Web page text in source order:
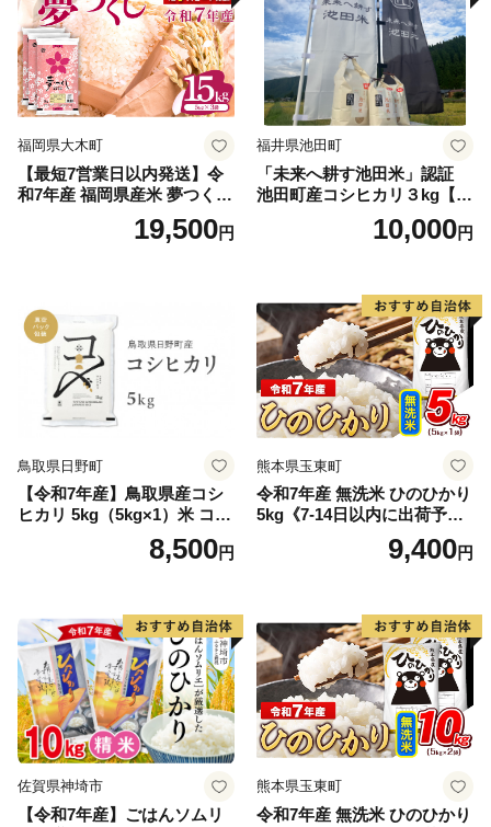
福岡県大木町
【最短7営業日以内発送】令
和7年産 福岡県産米 夢つくし
15kg 精米 ※北海道・沖縄・
19,500円
福井県池田町
「未来へ耕す池田米」認証
池田町産コシヒカリ３kg【お
1人様につき３セットまで】
10,000円
鳥取県日野町
【令和7年産】鳥取県産コシ
ヒカリ 5kg（5kg×1）米 コシ
ヒカリ こしひかり お米 白米
精米 5キロ おこめ こめ コメ
野町産 Elevation
8,500円
熊本県玉東町
令和7年産 無洗米 ひのひかり
5kg《7-14日以内に出荷予定
(土日祝除く)》コメ 米 無洗米
高レビュー｜人気米 熊本県
9,400円
佐賀県神埼市
【令和7年産】ごはんソムリ
熊本県玉東町
令和7年産 無洗米 ひのひかり